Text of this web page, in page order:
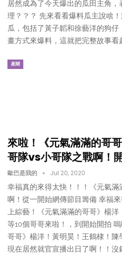
居然成為了今天爆出的瓜田主角
理？？？ 先來看看爆料瓜主說啥
瓜，包括了黃子韜和徐藝洋的狗
畫方式來爆料，這就把完整故事看
星聞
來啦！《元氣滿滿的哥
哥隊vs小哥隊之戰啊！
歐巴是我的 Jul 20, 2020
幸福真的來得太快！！！《元氣
啊！從一開始網傳節目籌備 幸福
上綜藝！《元氣滿滿的哥哥》楊
等10個哥哥來啦！，到開始開拍
哥哥》楊洋！黃明昊！王鶴棣！陳
現在居然就官宣播出日了啊！！